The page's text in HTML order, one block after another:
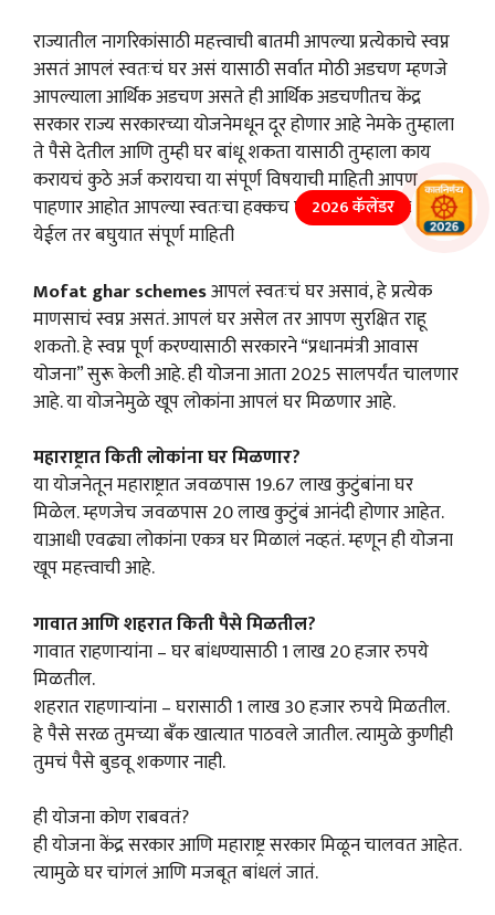
राज्यातील नागरिकांसाठी महत्त्वाची बातमी आपल्या प्रत्येकाचे स्वप्न
असतं आपलं स्वतःचं घर असं यासाठी सर्वात मोठी अडचण म्हणजे
आपल्याला आर्थिक अडचण असते ही आर्थिक अडचणीतच केंद्र
सरकार राज्य सरकारच्या योजनेमधून दूर होणार आहे नेमके तुम्हाला
ते पैसे देतील आणि तुम्ही घर बांधू शकता यासाठी तुम्हाला काय
करायचं कुठे अर्ज करायचा या संपूर्ण विषयाची माहिती आपण
पाहणार आहोत आपल्या स्वतःचा हक्कच घर आपल्याला मिळवता
येईल तर बघुयात संपूर्ण माहिती
Mofat ghar schemesआपलं स्वतःचं घर असावं, हे प्रत्येक
माणसाचं स्वप्न असतं. आपलं घर असेल तर आपण सुरक्षित राहू
शकतो. हे स्वप्न पूर्ण करण्यासाठी सरकारने “प्रधानमंत्री आवास
योजना” सुरू केली आहे. ही योजना आता 2025 सालपर्यंत चालणार
आहे. या योजनेमुळे खूप लोकांना आपलं घर मिळणार आहे.
महाराष्ट्रात किती लोकांना घर मिळणार?
या योजनेतून महाराष्ट्रात जवळपास 19.67 लाख कुटुंबांना घर
मिळेल. म्हणजेच जवळपास 20 लाख कुटुंबं आनंदी होणार आहेत.
याआधी एवढ्या लोकांना एकत्र घर मिळालं नव्हतं. म्हणून ही योजना
खूप महत्त्वाची आहे.
गावात आणि शहरात किती पैसे मिळतील?
गावात राहणाऱ्यांना – घर बांधण्यासाठी 1 लाख 20 हजार रुपये
मिळतील.
शहरात राहणाऱ्यांना – घरासाठी 1 लाख 30 हजार रुपये मिळतील.
हे पैसे सरळ तुमच्या बँक खात्यात पाठवले जातील. त्यामुळे कुणीही
तुमचं पैसे बुडवू शकणार नाही.
ही योजना कोण राबवतं?
ही योजना केंद्र सरकार आणि महाराष्ट्र सरकार मिळून चालवत आहेत.
त्यामुळे घर चांगलं आणि मजबूत बांधलं जातं.
2026 कॅलेंडर